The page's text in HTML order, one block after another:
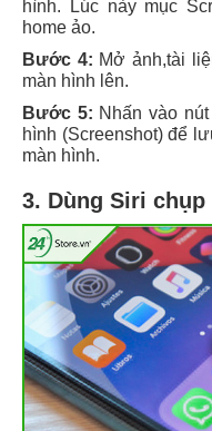
hình. Lúc này mục
home ảo.
Bước 4: Mở ảnh,tài
màn hình lên.
Bước 5: Nhấn vào
hình (Screenshot) để
màn hình.
3. Dùng Siri chụp